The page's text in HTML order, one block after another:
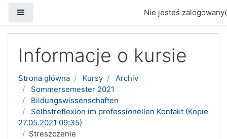
Nie jesteś
Informacje o kursie
Strona główna Kursy
Archiv
Sommersemester 2021
Bildungswissenschaften
Selbstreflexion im professionellen Kontakt (Kopie
27.05.2021 09:35)
Streszczenie